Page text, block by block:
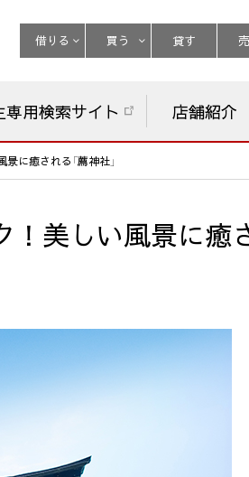
借りる 買う 貸す
専用検索サイト 店舗紹介
に癒される「薦神社」
美しい風景に癒